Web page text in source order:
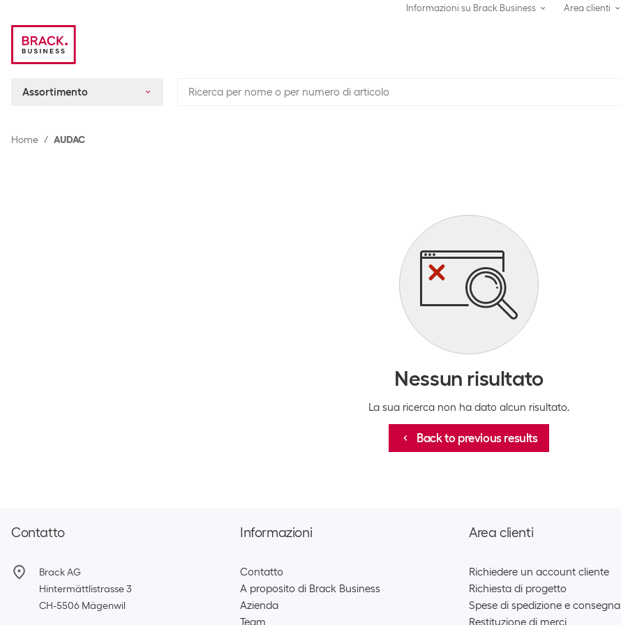
Informazioni su Brack Business Area clienti
Assortimento
Home AUDAC
Nessun risultato
La sua ricerca non ha dato alcun risultato.
Back to previous results
Contatto
Brack AG
Hintermättlistrasse 3
CH-5506 Mägenwil
Informazioni
Contatto
A proposito di Brack Business
Azienda
Team
Area clienti
Richiedere un account cliente
Richiesta di progetto
Spese di spedizione e consegna
Restituzione di merci